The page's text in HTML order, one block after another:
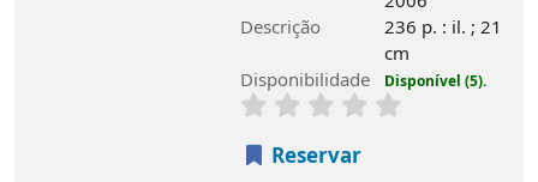
Descrição
236 p. : il. ; 21
cm
Disponibilidade
Disponível (5).
Reservar